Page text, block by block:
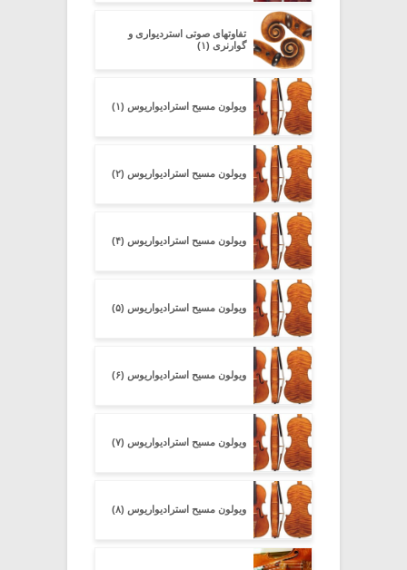
تفاوتهای صوتی استردیواری و
گوارنری (۱)
ویولون مسیح استرادیواریوس (۱)
ویولون مسیح استرادیواریوس (۲)
ویولون مسیح استرادیواریوس (۴)
ویولون مسیح استرادیواریوس (۵)
ویولون مسیح استرادیواریوس (۶)
ویولون مسیح استرادیواریوس (۷)
ویولون مسیح استرادیواریوس (۸)